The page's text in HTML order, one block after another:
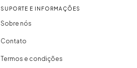
SUPORTE E INFORMAÇÕES
Sobre nós
Contato
Termos e condições